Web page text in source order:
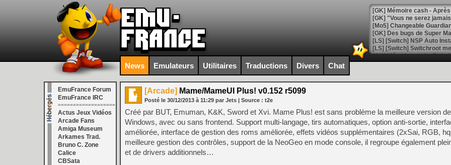
[GK] Mémoire cash -
[GK] "Vous ne serez
[Mo5] Changeable
[GK] Des bugs de Super
[LS] [Switch] NSP Auto
[GK] La saga horrifique
[GK] Le portage de Super
[Mo5] Le jeu de course
[GK] Guillermo del Toro
News Emulateurs Utilitaires Traductions Divers Chat
EmuFrance Forum
EmuFrance IRC
===================
Actus Jeux Vidéos
Arcade Fans
Amiga Museum
Arkames Trad.
Bruno C. Zone
Calice
CBSata
[Arcade] Mame/MameUI Plus! v0.152 r5099
Posté le 30/12/2013 à 11:29 par Jets | Source : t2e
Créé par BUT, Emuman, K&K, Sword et Xvi. Mame Plus! est sans problème la meilleure version
Windows, avec ou sans frontend. Support multi-langage, tirs automatiques, option anti-sortie,
améliorée, interface de gestion des roms améliorée, effets vidéos supplémentaires (2xSai, RGB,
meilleure gestion des contrôles, support de la NeoGeo en mode console, il regroupe également
et de drivers additionnels…